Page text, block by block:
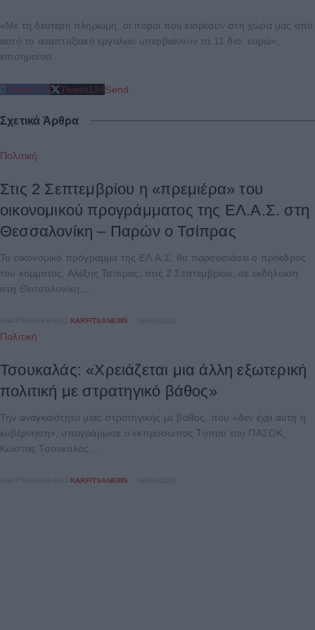
«Με τη δεύτερη πληρωμή, οι πόροι που εισρέουν στη χώρα μας από
αυτό το αναπτυξιακό εργαλείο υπερβαίνουν τα 11 δισ. ευρώ»,
επισημαίνει.
Share214 Tweet134Send
Σχετικά Άρθρα
Πολιτική
Στις 2 Σεπτεμβρίου η «πρεμιέρα» του
οικονομικού προγράμματος της ΕΛ.Α.Σ. στη
Θεσσαλονίκη – Παρών ο Τσίπρας
Το οικονομικό πρόγραμμα της ΕΛ.Α.Σ. θα παρουσιάσει ο πρόεδρος
του κόμματος, Αλέξης Τσίπρας, στις 2 Σεπτεμβρίου, σε εκδήλωση
στη Θεσσαλονίκη....
ΑΝΑΡΤΉΘΗΚΕ ΑΠΌ KARFITSANEWS
Πολιτική
Τσουκαλάς: «Χρειάζεται μια άλλη εξωτερική
πολιτική με στρατηγικό βάθος»
Την αναγκαιότητα μιας στρατηγικής με βάθος, που «δεν έχει αυτή η
κυβέρνηση», υπογράμμισε ο εκπρόσωπος Τύπου του ΠΑΣΟΚ,
Κώστας Τσουκαλάς,...
KARFITSANEWS